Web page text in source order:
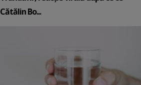
Cătălin Bo...